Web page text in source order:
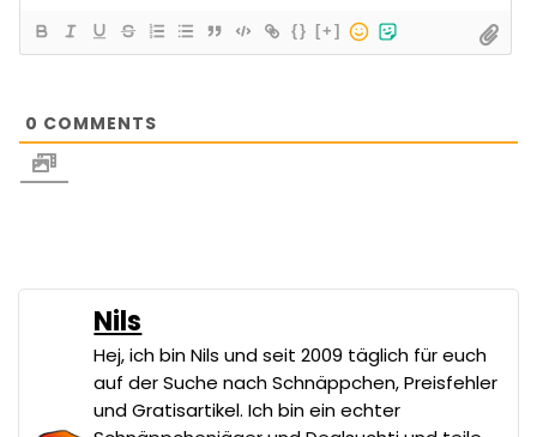
{} [+]
0 COMMENTS
Nils
Hej, ich bin Nils und seit 2009 täglich für euch
auf der Suche nach Schnäppchen, Preisfehler
und Gratisartikel. Ich bin ein echter